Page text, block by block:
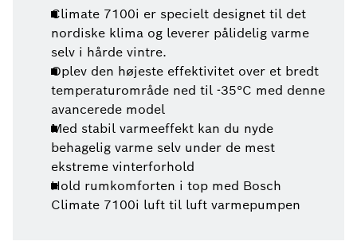
Climate 7100i er specielt designet til det
nordiske klima og leverer pålidelig varme
selv i hårde vintre.
Oplev den højeste effektivitet over et bredt
temperaturområde ned til -35°C med denne
avancerede model
Med stabil varmeeffekt kan du nyde
behagelig varme selv under de mest
ekstreme vinterforhold
Hold rumkomforten i top med Bosch
Climate 7100i luft til luft varmepumpen